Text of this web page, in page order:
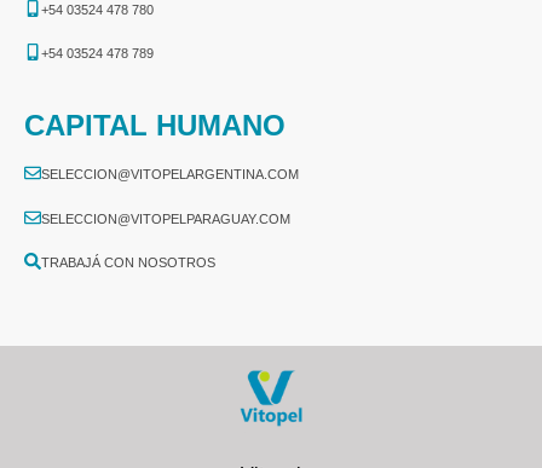
+54 03524 478 780​
+54 03524 478 789​
CAPITAL HUMANO
SELECCION@VITOPELARGENTINA.COM
SELECCION@VITOPELPARAGUAY.COM
TRABAJÁ CON NOSOTROS